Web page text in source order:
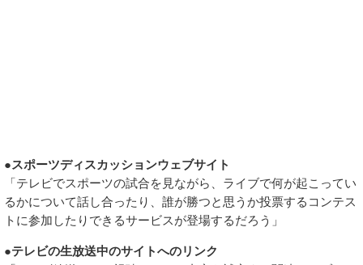
●スポーツディスカッションウェブサイト
「テレビでスポーツの試合を見ながら、ライブで何が起こってい
るかについて話し合ったり、誰が勝つと思うか投票するコンテス
トに参加したりできるサービスが登場するだろう」
●テレビの生放送中のサイトへのリンク